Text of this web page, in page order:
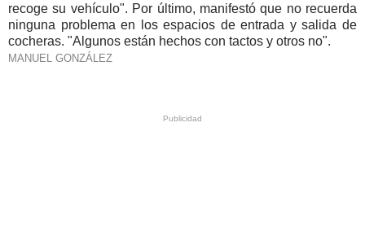
recoge su vehículo". Por último, manifestó que no recuerda
ninguna problema en los espacios de entrada y salida de
cocheras. "Algunos están hechos con tactos y otros no".
MANUEL GONZÁLEZ